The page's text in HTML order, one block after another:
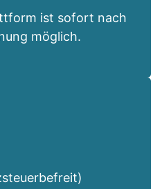
ist sofort nach
möglich.